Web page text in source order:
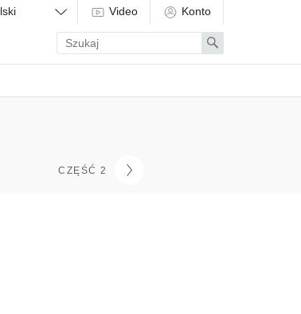
Video Konto
Enter
search
term
Search
CZĘŚĆ 2